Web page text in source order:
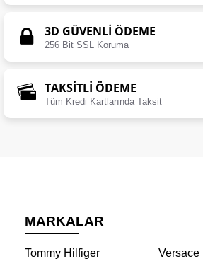
3D GÜVENLİ ÖDEME
256 Bit SSL Koruma
TAKSİTLİ ÖDEME
Tüm Kredi Kartlarında Taksit
MARKALAR
Tommy Hilfiger
Versace